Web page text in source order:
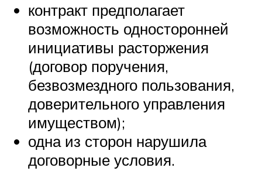
контракт предполагает
возможность односторонней
инициативы расторжения
(договор поручения,
безвозмездного пользования,
доверительного управления
имуществом);
одна из сторон нарушила
договорные условия.